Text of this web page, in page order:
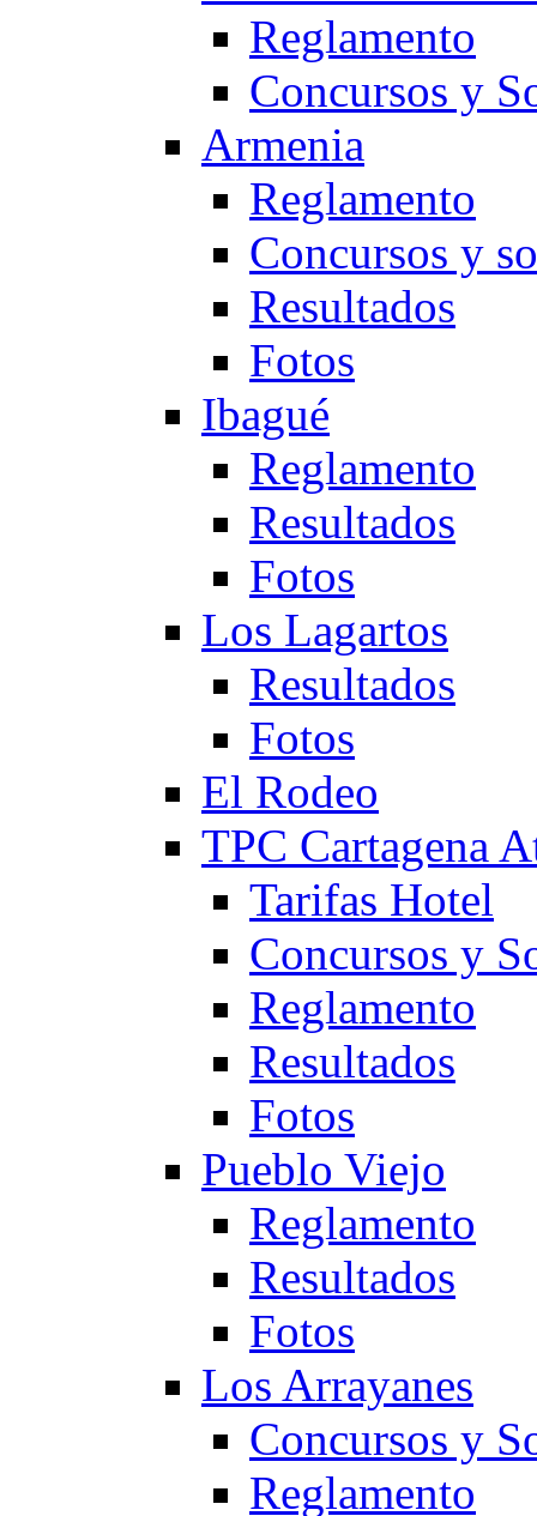
Reglamento
Concursos y
Armenia
Reglamento
Concursos y
Resultados
Fotos
Ibagué
Reglamento
Resultados
Fotos
Los Lagartos
Resultados
Fotos
El Rodeo
TPC Cartagena
Tarifas Hotel
Concursos y
Reglamento
Resultados
Fotos
Pueblo Viejo
Reglamento
Resultados
Fotos
Los Arrayanes
Concursos y
Reglamento